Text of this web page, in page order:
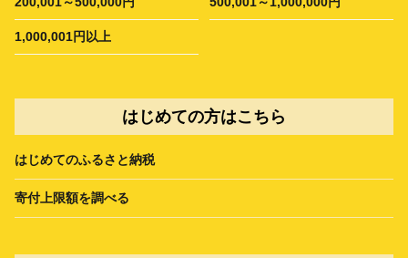
1,000,001円以上
はじめての方はこちら
はじめてのふるさと納税
寄付上限額を調べる